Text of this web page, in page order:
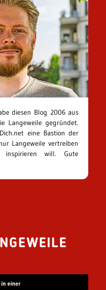
diesen Blog 2006 aus
Langeweile gegründet.
eine Bastion der
Langeweile vertreiben
inspirieren will. Gute
einer